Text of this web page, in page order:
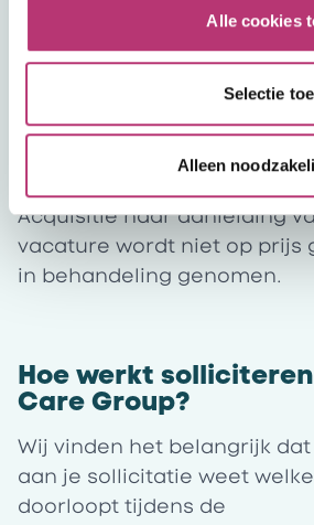
Alle cookies
Selectie
Alleen
Voor alle functies binnen
Tevens maakt het inwinnen
onderdeel uit van het
Er wordt geen einddatum
Zolang de vacature online
Acquisitie naar aanleiding
vacature wordt niet op prijs
in behandeling genomen.
Hoe werkt
Care Group?
Wij vinden het belangrijk
aan je sollicitatie weet
doorloopt tijdens de